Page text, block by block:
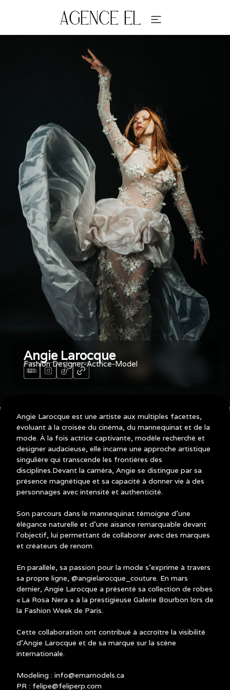
Slide 4 of 4.
Angie Larocque
Fashion Designer-Actrice-Model
Angie Larocque est une artiste aux multiples facettes,
évoluant à la croisée du cinéma, du mannequinat et de la
mode. À la fois actrice captivante, modèle recherché et
designer audacieuse, elle incarne une approche artistique
singulière qui transcende les frontières des
disciplines.Devant la caméra, Angie se distingue par sa
présence magnétique et sa capacité à donner vie à des
personnages avec intensité et authenticité.
Son parcours dans le mannequinat témoigne d’une
élégance naturelle et d’une aisance remarquable devant
l’objectif, lui permettant de collaborer avec des marques
et créateurs de renom.
En parallèle, sa passion pour la mode s’exprime à travers
sa propre ligne, @angielarocque_couture. En mars
dernier, Angie Larocque a présenté sa collection de robes
« La Rosa Nera » à la prestigieuse Galerie Bourbon lors de
la Fashion Week de Paris.
Cette collaboration ont contribué à accroître la visibilité
d’Angie Larocque et de sa marque sur la scène
internationale.
Modeling : info@emamodels.ca
PR : felipe@feliperp.com